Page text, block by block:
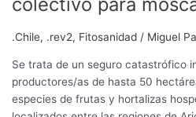
colectivo para
.Chile, .rev2, Fitosanidad / Miguel
Se trata de un seguro catastrófico
productores/as de hasta 50
especies de frutas y hortalizas